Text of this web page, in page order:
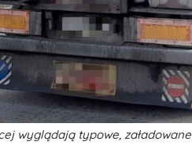
wyglądają typowe,